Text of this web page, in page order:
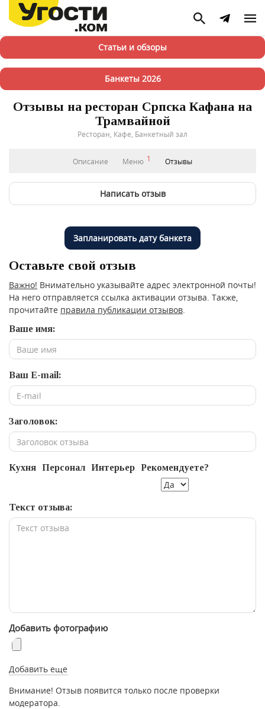
Статьи и обзоры
Банкеты 2026
Отзывы на ресторан Српска Кафана на
Трамвайной
Ресторан, Кафе, Банкетный зал
Описание Меню 1 Отзывы
Написать отзыв
Запланировать дату банкета
Оставьте свой отзыв
Важно! Внимательно указывайте адрес электронной почты!
На него отправляется ссылка активации отзыва. Также,
прочитайте правила публикации отзывов.
Ваше имя:
Ваш E-mail:
Заголовок:
Кухня Персонал Интерьер Рекомендуете?
Текст отзыва:
Добавить фотографию
Добавить еще
Внимание! Отзыв появится только после проверки
модератора.